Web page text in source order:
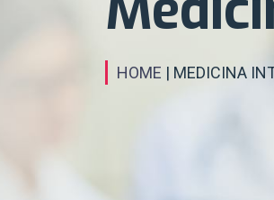
HOME | MEDICINA